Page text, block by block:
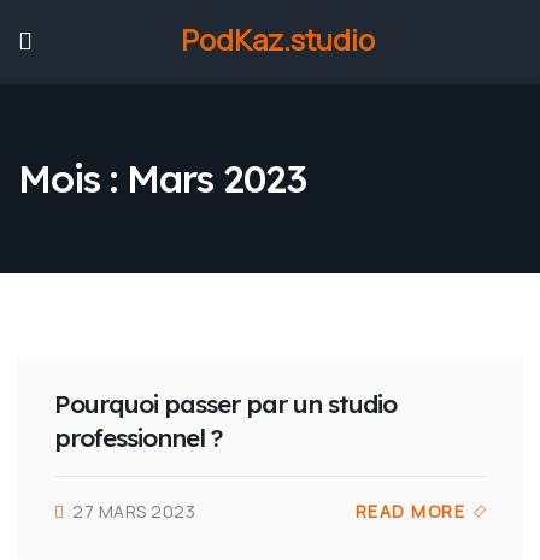
PodKaz.studio
Mois : Mars 2023
Pourquoi passer par un studio
professionnel ?
27 MARS 2023 READ MORE